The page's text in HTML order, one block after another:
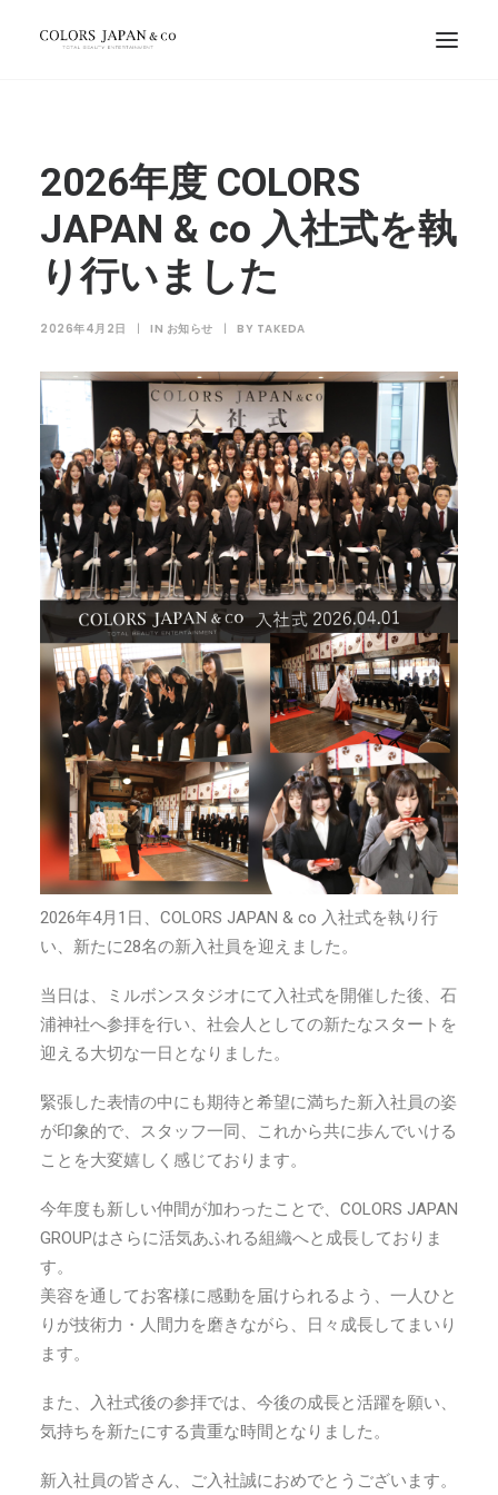
2026年度 COLORS
JAPAN & co 入社式を執
り行いました
2026年4月2日 | IN お知らせ | BY TAKEDA
2026年4月1日、COLORS JAPAN & co 入社式を執り行
い、新たに28名の新入社員を迎えました。
当日は、ミルボンスタジオにて入社式を開催した後、石
浦神社へ参拝を行い、社会人としての新たなスタートを
迎える大切な一日となりました。
緊張した表情の中にも期待と希望に満ちた新入社員の姿
が印象的で、スタッフ一同、これから共に歩んでいける
ことを大変嬉しく感じております。
今年度も新しい仲間が加わったことで、COLORS JAPAN
GROUPはさらに活気あふれる組織へと成長しておりま
す。
美容を通してお客様に感動を届けられるよう、一人ひと
りが技術力・人間力を磨きながら、日々成長してまいり
ます。
また、入社式後の参拝では、今後の成長と活躍を願い、
気持ちを新たにする貴重な時間となりました。
新入社員の皆さん、ご入社誠におめでとうございます。